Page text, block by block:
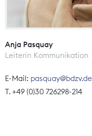
Anja Pasquay
Leiterin Kommunikation
E-Mail: pasquay@bdzv.de
T. +49 (0)30 726298-214